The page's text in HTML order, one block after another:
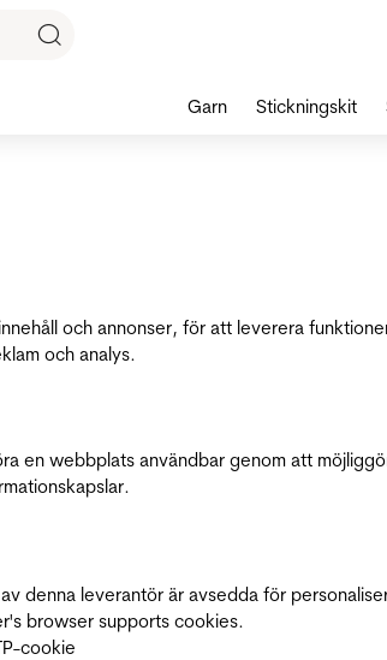
och annonser, för att leverera
och analys.
en webbplats användbar genom att
denna leverantör är avsedda för
browser supports cookies.
cookie
Garn Stickningskit